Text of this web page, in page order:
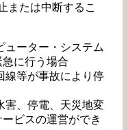
または中断するこ
ーター・システム
に行う場合
等が事故により停
、停電、天災地変
ビスの運営ができ